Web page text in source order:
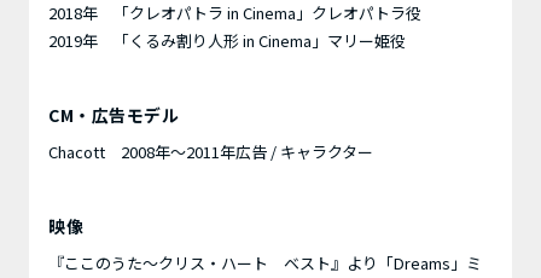
2018年 「クレオパトラ in Cinema」クレオパトラ役
2019年 「くるみ割り人形 in Cinema」マリー姫役
CM・広告モデル
Chacott 2008年～2011年広告 / キャラクター
映像
『ここのうた〜クリス・ハート ベスト』より「Dreams」ミ